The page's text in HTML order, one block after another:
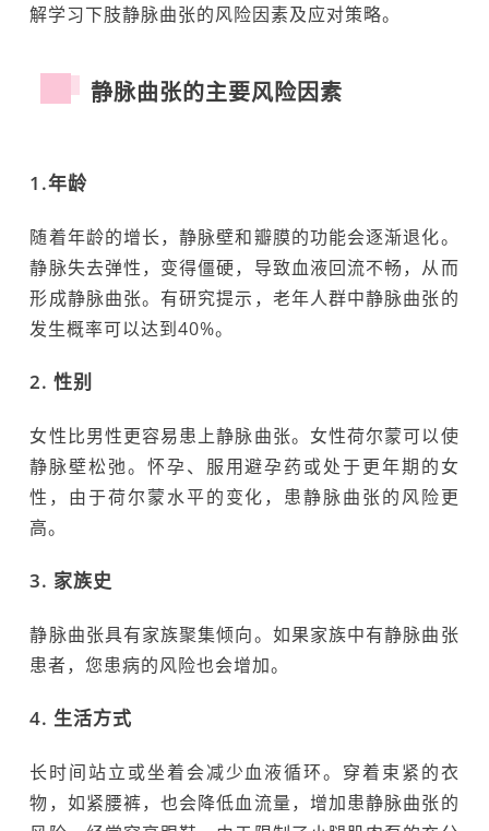
解学习下肢静脉曲张的风险因素及应对策略。
静脉曲张的主要风险因素
1.年龄
随着年龄的增长，静脉壁和瓣膜的功能会逐渐退化。
静脉失去弹性，变得僵硬，导致血液回流不畅，从而
形成静脉曲张。有研究提示，老年人群中静脉曲张的
发生概率可以达到40%。
2. 性别
女性比男性更容易患上静脉曲张。女性荷尔蒙可以使
静脉壁松弛。怀孕、服用避孕药或处于更年期的女
性，由于荷尔蒙水平的变化，患静脉曲张的风险更
高。
3. 家族史
静脉曲张具有家族聚集倾向。如果家族中有静脉曲张
患者，您患病的风险也会增加。
4. 生活方式
长时间站立或坐着会减少血液循环。穿着束紧的衣
物，如紧腰裤，也会降低血流量，增加患静脉曲张的